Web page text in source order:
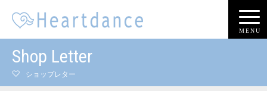
MENU
Shop Letter
ショップレター